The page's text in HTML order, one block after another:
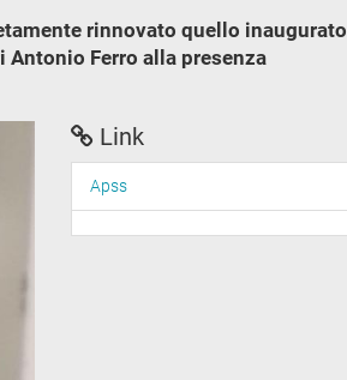
rinnovato quello inaugurato
Antonio Ferro alla presenza
Link
Apss